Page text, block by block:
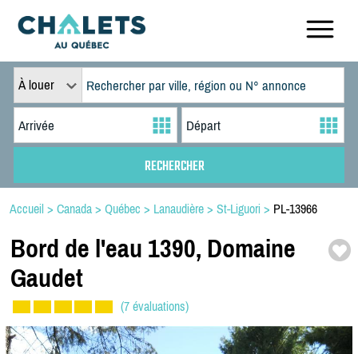
À louer
Accueil > Canada > Québec > Lanaudière > St-Liguori > PL-13966
Bord de l'eau 1390, Domaine
Gaudet
(7 évaluations)